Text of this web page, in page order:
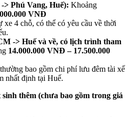
Phú Vang, Huế): Khoảng
VNĐ
xe 4 chỗ, có thể có yêu cầu về thời
-> Huế và về, có lịch trình tham
14.000.000 VNĐ – 17.500.000
bao gồm chi phí lưu đêm tài xế
nhất định tại Huế.
thêm (chưa bao gồm trong giá